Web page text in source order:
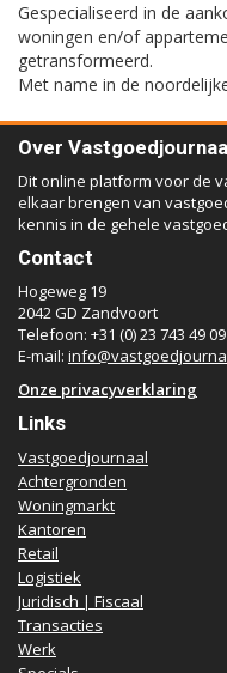
Gespecialiseerd in de
woningen en/of
getransformeerd.
Met name in de
Over
Dit online platform voor de
elkaar brengen van
kennis in de gehele
Contact
Hogeweg 19
2042 GD Zandvoort
Telefoon: +31 (0) 23 743 49 09
E-mail:
Onze privacyverklaring
Links
Vastgoedjournaal
Achtergronden
Woningmarkt
Kantoren
Retail
Logistiek
Juridisch | Fiscaal
Transacties
Werk